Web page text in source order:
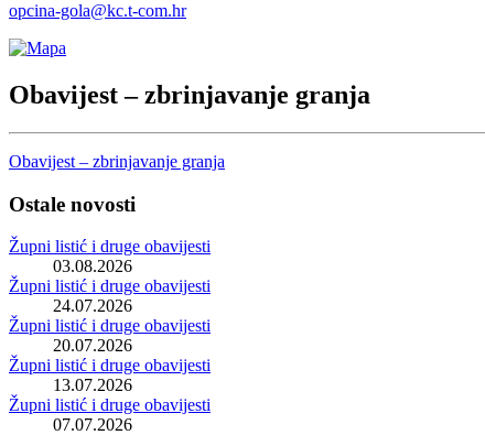
opcina-gola@kc.t-com.hr
Obavijest – zbrinjavanje granja
Obavijest – zbrinjavanje granja
Ostale novosti
Župni listić i druge obavijesti
03.08.2026
Župni listić i druge obavijesti
24.07.2026
Župni listić i druge obavijesti
20.07.2026
Župni listić i druge obavijesti
13.07.2026
Župni listić i druge obavijesti
07.07.2026